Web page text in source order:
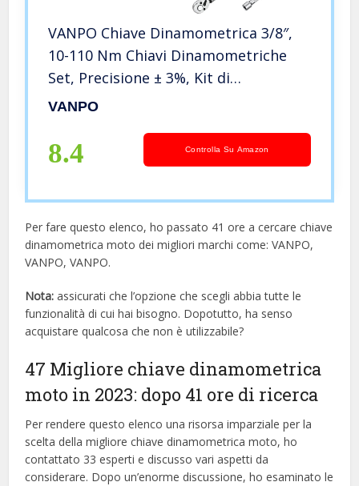
VANPO Chiave Dinamometrica 3/8″,
10-110 Nm Chiavi Dinamometriche
Set, Precisione ± 3%, Kit di
Manutenzione con Barra di Prolunga
Adattatori da 1/4″ per Auto, Moto,
Bici
VANPO
8.4 Controlla Su Amazon
Per fare questo elenco, ho passato 41 ore a cercare chiave
dinamometrica moto dei migliori marchi come: VANPO,
VANPO, VANPO.
Nota: assicurati che l’opzione che scegli abbia tutte le
funzionalità di cui hai bisogno. Dopotutto, ha senso
acquistare qualcosa che non è utilizzabile?
47 Migliore chiave dinamometrica
moto in 2023: dopo 41 ore di ricerca
Per rendere questo elenco una risorsa imparziale per la
scelta della migliore chiave dinamometrica moto, ​​ho
contattato 33 esperti e discusso vari aspetti da
considerare. Dopo un’enorme discussione, ho esaminato le